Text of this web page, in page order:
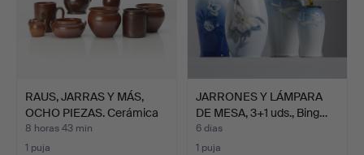
RAUS, JARRAS Y MÁS,
OCHO PIEZAS. Cerámica
…
8 horas 43 min
1 puja
JARRONES Y LÁMPARA
DE MESA, 3+1 uds., Bing…
6 días
1 puja